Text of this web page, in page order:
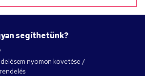
segíthetünk?
nyomon követése /